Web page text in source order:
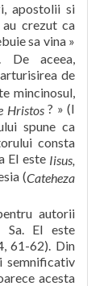
apostolii si
crezut ca
sa vina »
aceea,
de
mincinosul,
Hristos? » (I
spune ca
consta
El este Iisus,
(Cateheza
autorii
Sa. El este
61-62). Din
semnificativ
acesta